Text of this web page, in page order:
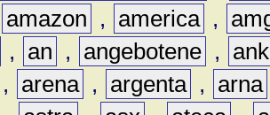
amazon , america ,
, an , angebotene ,
, arena , argenta , arna